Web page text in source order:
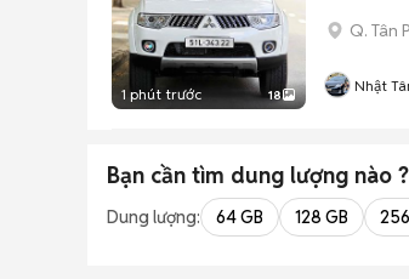
1 phút trước 18
Q. Tân
Nhật
Bạn cần tìm dung lượng nào ?
Dung lượng: 64 GB 128 GB